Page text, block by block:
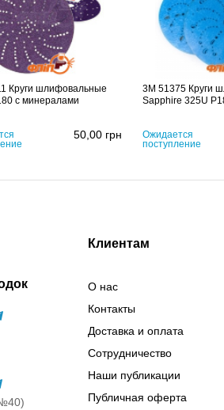
Круги шлифовальные
с минералами
50,00 грн
3M 51375 Круги
Sapphire 325U
Ожидается
поступление
Клиентам
О нас
Контакты
Доставка и оплата
Сотрудничество
Наши публикации
Публичная оферта